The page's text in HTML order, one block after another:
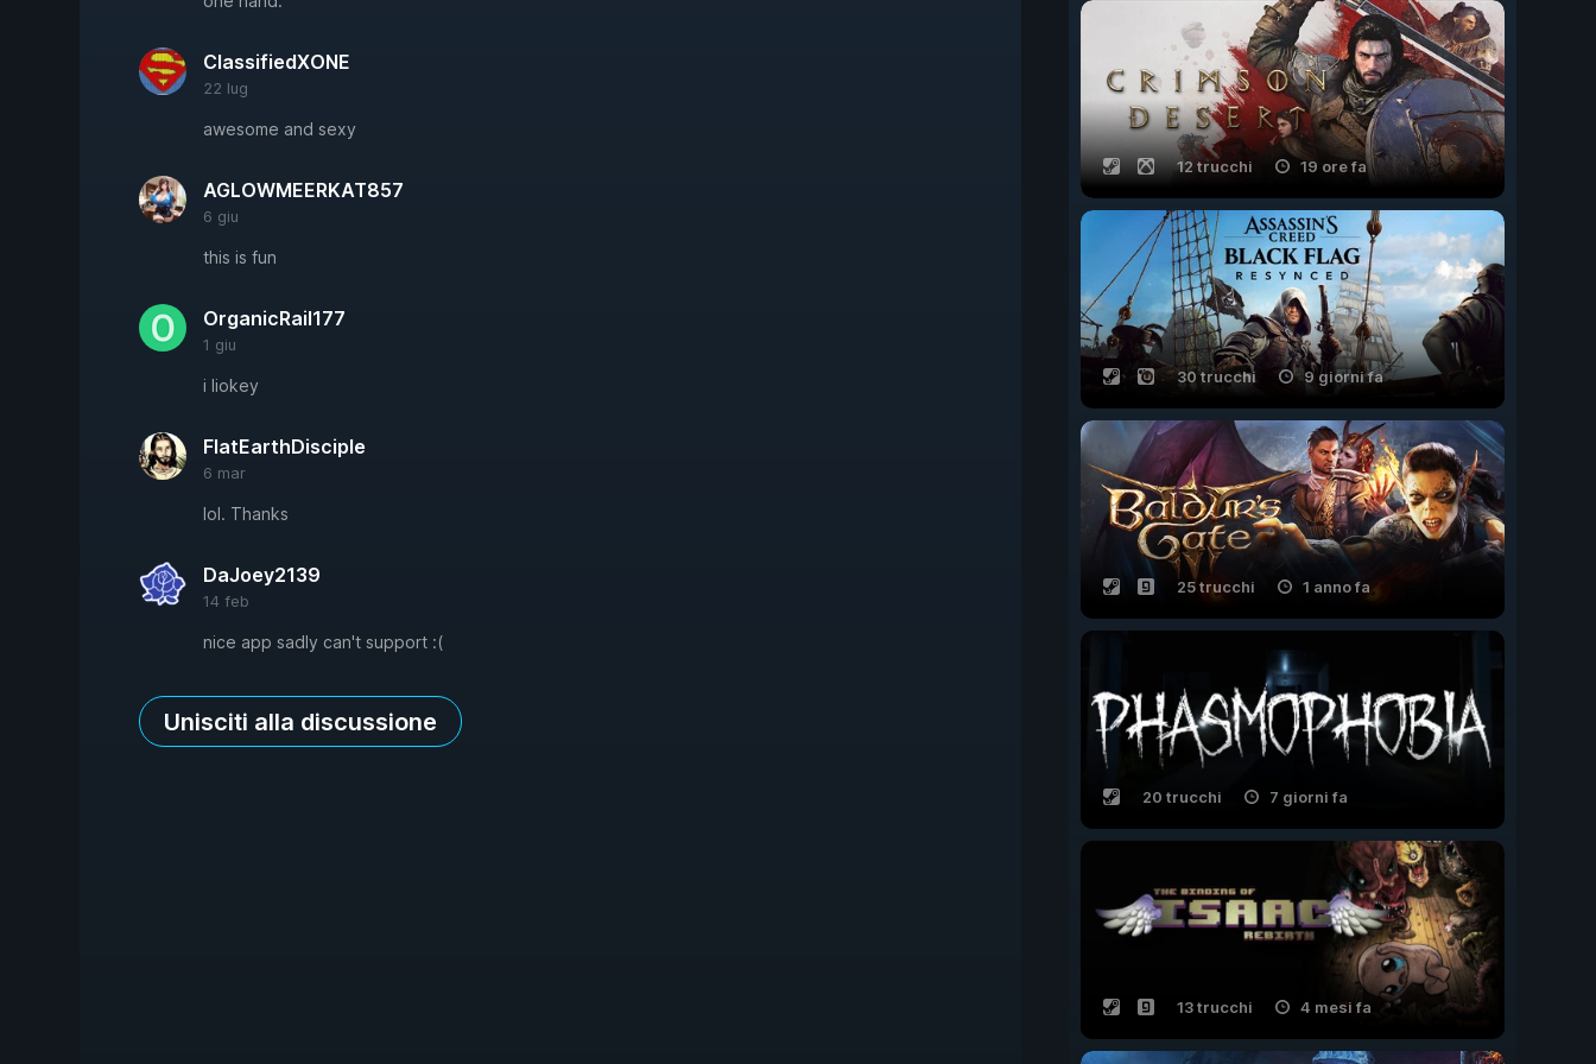
ClassifiedXONE
22 lug
awesome and sexy
AGLOWMEERKAT857
6 giu
this is fun
OrganicRail177
1 giu
i liokey
FlatEarthDisciple
6 mar
lol. Thanks
DaJoey2139
14 feb
nice app sadly can't support :(
Unisciti alla discussione
12 trucchi 19 ore fa
30 trucchi 9 giorni fa
25 trucchi 1 anno fa
20 trucchi 7 giorni fa
13 trucchi 4 mesi fa